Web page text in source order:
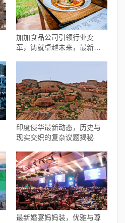
加加食品公司引领行业变
革，铸就卓越未来，最新动
印度侵华最新动态，历史与
现实交织的复杂议题揭秘
最新婚宴妈妈装，优雅与尊